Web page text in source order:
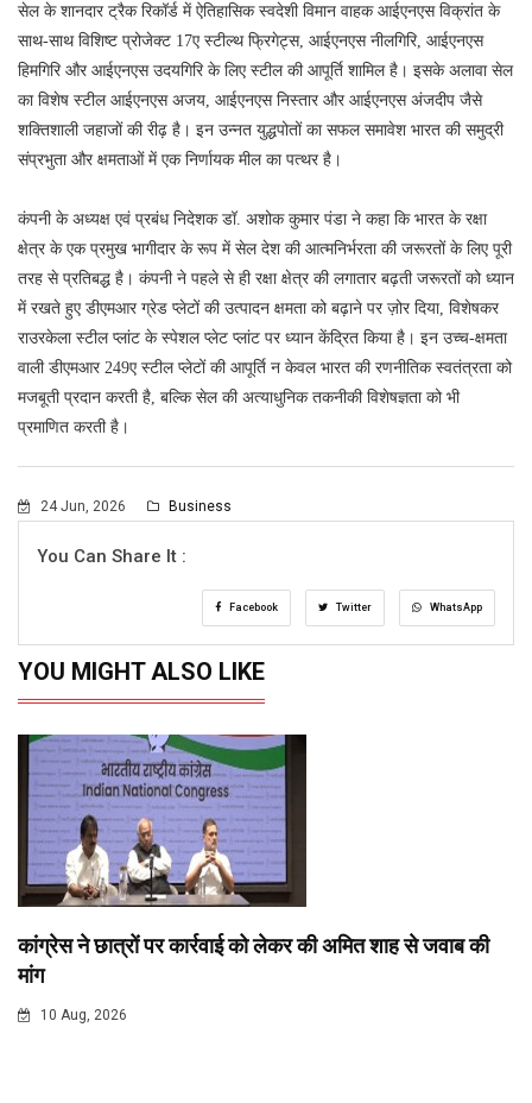
सेल के शानदार ट्रैक रिकॉर्ड में ऐतिहासिक स्वदेशी विमान वाहक आईएनएस विक्रांत के
साथ-साथ विशिष्ट प्रोजेक्ट 17ए स्टील्थ फ्रिगेट्स, आईएनएस नीलगिरि, आईएनएस
हिमगिरि और आईएनएस उदयगिरि के लिए स्टील की आपूर्ति शामिल है। इसके अलावा सेल
का विशेष स्टील आईएनएस अजय, आईएनएस निस्तार और आईएनएस अंजदीप जैसे
शक्तिशाली जहाजों की रीढ़ है। इन उन्नत युद्धपोतों का सफल समावेश भारत की समुद्री
संप्रभुता और क्षमताओं में एक निर्णायक मील का पत्थर है।
कंपनी के अध्यक्ष एवं प्रबंध निदेशक डॉ. अशोक कुमार पंडा ने कहा कि भारत के रक्षा
क्षेत्र के एक प्रमुख भागीदार के रूप में सेल देश की आत्मनिर्भरता की जरूरतों के लिए पूरी
तरह से प्रतिबद्ध है। कंपनी ने पहले से ही रक्षा क्षेत्र की लगातार बढ़ती जरूरतों को ध्यान
में रखते हुए डीएमआर ग्रेड प्लेटों की उत्पादन क्षमता को बढ़ाने पर ज़ोर दिया, विशेषकर
राउरकेला स्टील प्लांट के स्पेशल प्लेट प्लांट पर ध्यान केंद्रित किया है। इन उच्च-क्षमता
वाली डीएमआर 249ए स्टील प्लेटों की आपूर्ति न केवल भारत की रणनीतिक स्वतंत्रता को
मजबूती प्रदान करती है, बल्कि सेल की अत्याधुनिक तकनीकी विशेषज्ञता को भी
प्रमाणित करती है।
24 Jun, 2026 Business
You Can Share It :
Facebook Twitter WhatsApp
YOU MIGHT ALSO LIKE
कांग्रेस ने छात्रों पर कार्रवाई को लेकर की अमित शाह से जवाब की
मांग
10 Aug, 2026